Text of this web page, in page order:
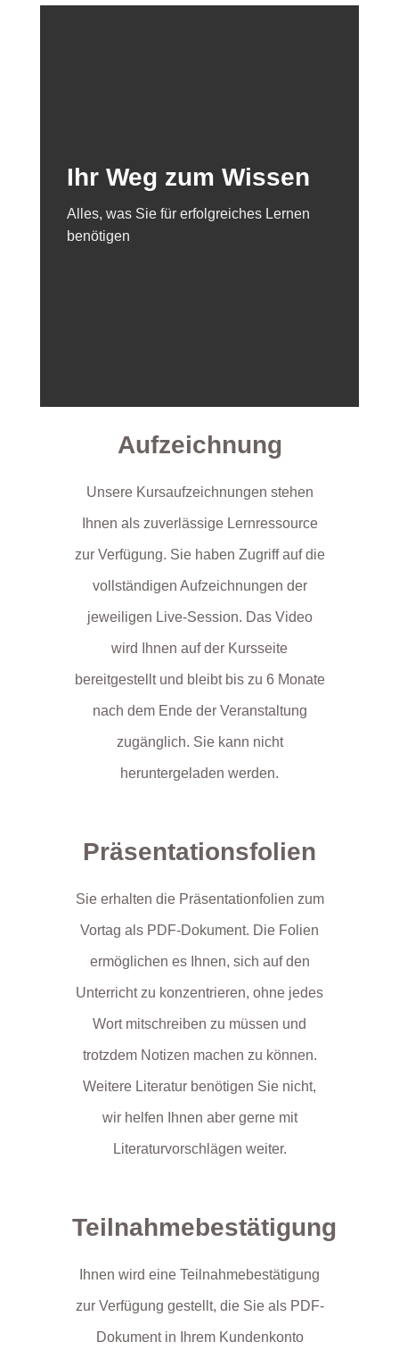
Ihr Weg zum Wissen
Alles, was Sie für erfolgreiches Lernen
benötigen
Aufzeichnung
Unsere Kursaufzeichnungen stehen
Ihnen als zuverlässige Lernressource
zur Verfügung. Sie haben Zugriff auf die
vollständigen Aufzeichnungen der
jeweiligen Live-Session. Das Video
wird Ihnen auf der Kursseite
bereitgestellt und bleibt bis zu 6 Monate
nach dem Ende der Veranstaltung
zugänglich. Sie kann nicht
heruntergeladen werden.
Präsentationsfolien
Sie erhalten die Präsentationfolien zum
Vortag als PDF-Dokument. Die Folien
ermöglichen es Ihnen, sich auf den
Unterricht zu konzentrieren, ohne jedes
Wort mitschreiben zu müssen und
trotzdem Notizen machen zu können.
Weitere Literatur benötigen Sie nicht,
wir helfen Ihnen aber gerne mit
Literaturvorschlägen weiter.
Teilnahmebestätigung
Ihnen wird eine Teilnahmebestätigung
zur Verfügung gestellt, die Sie als PDF-
Dokument in Ihrem Kundenkonto